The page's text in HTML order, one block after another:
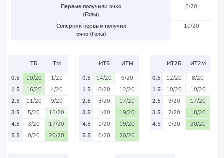
Первые получили очко
(Голы)
8/20
Соперник первым получил
очко (Голы)
10/20
ТБ
ТМ
0.5
19/20
1/20
1.5
16/20
4/20
2.5
11/20
9/20
3.5
5/20
15/20
4.5
3/20
17/20
5.5
0/20 20/20
ИТБ
ИТМ
0.5
14/20
6/20
1.5
8/20
12/20
2.5
3/20
17/20
3.5
1/20
19/20
4.5
1/20
19/20
5.5
0/20 20/20
ИТ2Б
ИТ2М
0.5
12/20
8/20
1.5
10/20
10/20
2.5
3/20
17/20
3.5
2/20
18/20
4.5
0/20 20/20